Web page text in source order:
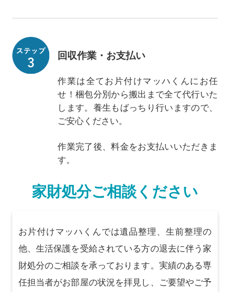
回収作業・お支払い
作業は全てお片付けマッハくんにお任
せ！梱包分別から搬出まで全て代行いた
します。養生もばっちり行いますので、
ご安心ください。
作業完了後、料金をお支払いいただきま
す。
家財処分ご相談ください
お片付けマッハくんでは遺品整理、生前整理の
他、生活保護を受給されている方の退去に伴う家
財処分のご相談を承っております。実績のある専
任担当者がお部屋の状況を拝見し、ご要望やご予